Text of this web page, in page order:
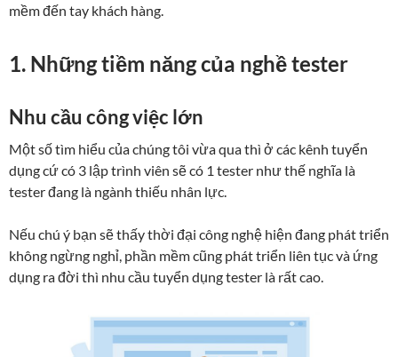
mềm đến tay khách hàng.
1. Nhữngtiềm năng của nghề tester
Nhu cầu công việc lớn
Một số tìm hiểu của chúng tôi vừa qua thì ở các kênh tuyển
dụng cứ có 3 lập trình viên sẽ có 1 tester như thế nghĩa là
tester đang là ngành thiếu nhân lực.
Nếu chú ý bạn sẽ thấy thời đại công nghệ hiện đang phát triển
không ngừng nghỉ, phần mềm cũng phát triển liên tục và ứng
dụng ra đời thì nhu cầu tuyển dụng tester là rất cao.